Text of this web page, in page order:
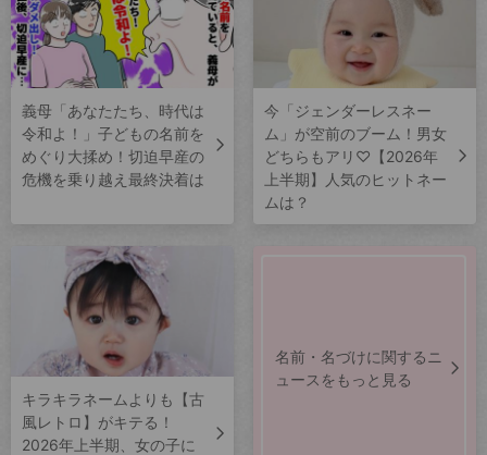
義母「あなたたち、時代は
令和よ！」子どもの名前を
めぐり大揉め！切迫早産の
危機を乗り越え最終決着は
今「ジェンダーレスネー
ム」が空前のブーム！男女
どちらもアリ♡【2026年
上半期】人気のヒットネー
ムは？
キラキラネームよりも【古
風レトロ】がキテる！
2026年上半期、女の子に
名前・名づけに関するニ
ュースをもっと見る